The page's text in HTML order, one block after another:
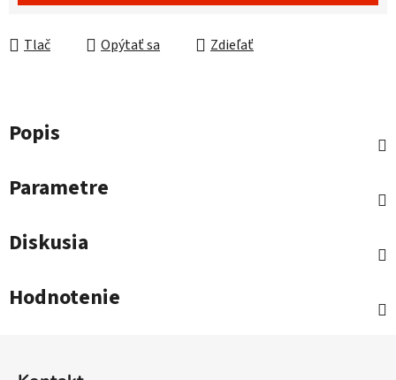
Tlač Opýtať sa Zdieľať
Popis
Parametre
Diskusia
Hodnotenie